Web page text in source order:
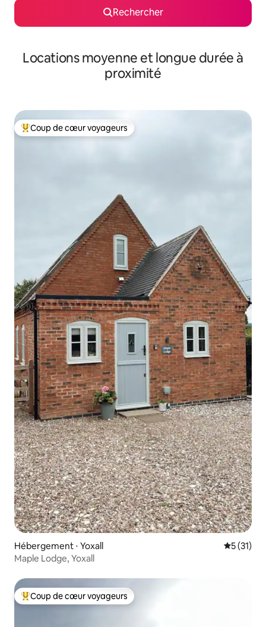
Rechercher
Locations moyenne et longue durée à
proximité
Coups de cœur voyageurs les plus appréciés
Coup de cœur voyageurs
Hébergement ⋅ Yoxall
5 (31)
Maple Lodge, Yoxall
Coups de cœur voyageurs les plus appréciés
Coup de cœur voyageurs